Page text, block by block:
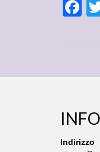
Indirizzo